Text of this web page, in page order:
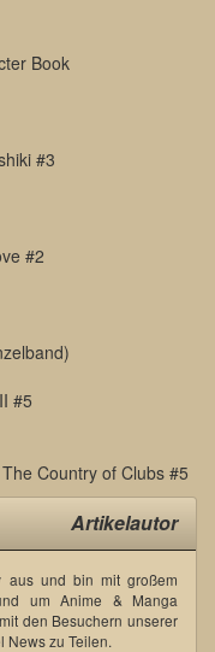
Book
#3
#2
#5
Country of Clubs #5
Artikelautor
aus und bin mit großem
um Anime & Manga
den Besuchern unserer
News zu Teilen.